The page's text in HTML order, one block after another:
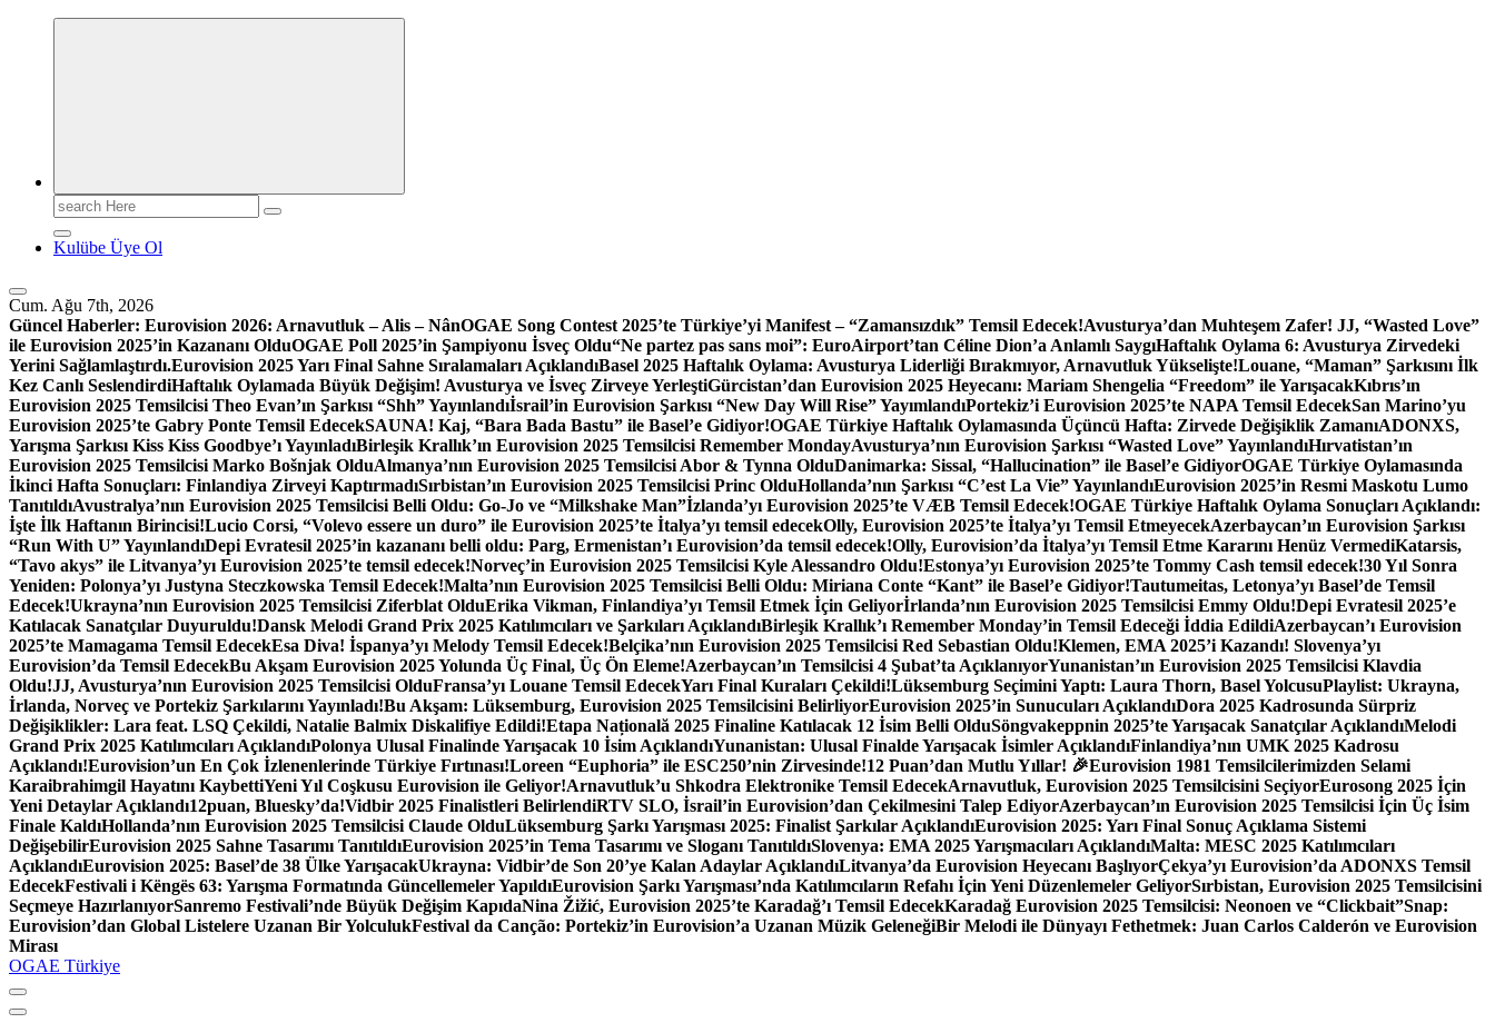
Search
for:
Kulübe Üye Ol
Cum. Ağu 7th, 2026
Güncel Haberler: Eurovision 2026: Arnavutluk – Alis – NânOGAE Song Contest 2025’te Türkiye’yi Manifest – “Zamansızdık” Temsil Edecek!Avusturya’dan Muhteşem Zafer! JJ, “Wasted Love”
ile Eurovision 2025’in Kazananı OlduOGAE Poll 2025’in Şampiyonu İsveç Oldu“Ne partez pas sans moi”: EuroAirport’tan Céline Dion’a Anlamlı SaygıHaftalık Oylama 6: Avusturya Zirvedeki
Yerini Sağlamlaştırdı.Eurovision 2025 Yarı Final Sahne Sıralamaları AçıklandıBasel 2025 Haftalık Oylama: Avusturya Liderliği Bırakmıyor, Arnavutluk Yükselişte!Louane, “Maman” Şarkısını İlk
Kez Canlı SeslendirdiHaftalık Oylamada Büyük Değişim! Avusturya ve İsveç Zirveye YerleştiGürcistan’dan Eurovision 2025 Heyecanı: Mariam Shengelia “Freedom” ile YarışacakKıbrıs’ın
Eurovision 2025 Temsilcisi Theo Evan’ın Şarkısı “Shh” Yayınlandıİsrail’in Eurovision Şarkısı “New Day Will Rise” YayımlandıPortekiz’i Eurovision 2025’te NAPA Temsil EdecekSan Marino’yu
Eurovision 2025’te Gabry Ponte Temsil EdecekSAUNA! Kaj, “Bara Bada Bastu” ile Basel’e Gidiyor!OGAE Türkiye Haftalık Oylamasında Üçüncü Hafta: Zirvede Değişiklik ZamanıADONXS,
Yarışma Şarkısı Kiss Kiss Goodbye’ı YayınladıBirleşik Krallık’ın Eurovision 2025 Temsilcisi Remember MondayAvusturya’nın Eurovision Şarkısı “Wasted Love” YayınlandıHırvatistan’ın
Eurovision 2025 Temsilcisi Marko Bošnjak OlduAlmanya’nın Eurovision 2025 Temsilcisi Abor & Tynna OlduDanimarka: Sissal, “Hallucination” ile Basel’e GidiyorOGAE Türkiye Oylamasında
İkinci Hafta Sonuçları: Finlandiya Zirveyi KaptırmadıSırbistan’ın Eurovision 2025 Temsilcisi Princ OlduHollanda’nın Şarkısı “C’est La Vie” YayınlandıEurovision 2025’in Resmi Maskotu Lumo
TanıtıldıAvustralya’nın Eurovision 2025 Temsilcisi Belli Oldu: Go-Jo ve “Milkshake Man”İzlanda’yı Eurovision 2025’te VÆB Temsil Edecek!OGAE Türkiye Haftalık Oylama Sonuçları Açıklandı:
İşte İlk Haftanın Birincisi!Lucio Corsi, “Volevo essere un duro” ile Eurovision 2025’te İtalya’yı temsil edecekOlly, Eurovision 2025’te İtalya’yı Temsil EtmeyecekAzerbaycan’ın Eurovision Şarkısı
“Run With U” YayınlandıDepi Evratesil 2025’in kazananı belli oldu: Parg, Ermenistan’ı Eurovision’da temsil edecek!Olly, Eurovision’da İtalya’yı Temsil Etme Kararını Henüz VermediKatarsis,
“Tavo akys” ile Litvanya’yı Eurovision 2025’te temsil edecek!Norveç’in Eurovision 2025 Temsilcisi Kyle Alessandro Oldu!Estonya’yı Eurovision 2025’te Tommy Cash temsil edecek!30 Yıl Sonra
Yeniden: Polonya’yı Justyna Steczkowska Temsil Edecek!Malta’nın Eurovision 2025 Temsilcisi Belli Oldu: Miriana Conte “Kant” ile Basel’e Gidiyor!Tautumeitas, Letonya’yı Basel’de Temsil
Edecek!Ukrayna’nın Eurovision 2025 Temsilcisi Ziferblat OlduErika Vikman, Finlandiya’yı Temsil Etmek İçin Geliyorİrlanda’nın Eurovision 2025 Temsilcisi Emmy Oldu!Depi Evratesil 2025’e
Katılacak Sanatçılar Duyuruldu!Dansk Melodi Grand Prix 2025 Katılımcıları ve Şarkıları AçıklandıBirleşik Krallık’ı Remember Monday’in Temsil Edeceği İddia EdildiAzerbaycan’ı Eurovision
2025’te Mamagama Temsil EdecekEsa Diva! İspanya’yı Melody Temsil Edecek!Belçika’nın Eurovision 2025 Temsilcisi Red Sebastian Oldu!Klemen, EMA 2025’i Kazandı! Slovenya’yı
Eurovision’da Temsil EdecekBu Akşam Eurovision 2025 Yolunda Üç Final, Üç Ön Eleme!Azerbaycan’ın Temsilcisi 4 Şubat’ta AçıklanıyorYunanistan’ın Eurovision 2025 Temsilcisi Klavdia
Oldu!JJ, Avusturya’nın Eurovision 2025 Temsilcisi OlduFransa’yı Louane Temsil EdecekYarı Final Kuraları Çekildi!Lüksemburg Seçimini Yaptı: Laura Thorn, Basel YolcusuPlaylist: Ukrayna,
İrlanda, Norveç ve Portekiz Şarkılarını Yayınladı!Bu Akşam: Lüksemburg, Eurovision 2025 Temsilcisini BelirliyorEurovision 2025’in Sunucuları AçıklandıDora 2025 Kadrosunda Sürpriz
Değişiklikler: Lara feat. LSQ Çekildi, Natalie Balmix Diskalifiye Edildi!Etapa Națională 2025 Finaline Katılacak 12 İsim Belli OlduSöngvakeppnin 2025’te Yarışacak Sanatçılar AçıklandıMelodi
Grand Prix 2025 Katılımcıları AçıklandıPolonya Ulusal Finalinde Yarışacak 10 İsim AçıklandıYunanistan: Ulusal Finalde Yarışacak İsimler AçıklandıFinlandiya’nın UMK 2025 Kadrosu
Açıklandı!Eurovision’un En Çok İzlenenlerinde Türkiye Fırtınası!Loreen “Euphoria” ile ESC250’nin Zirvesinde!12 Puan’dan Mutlu Yıllar! 🎉Eurovision 1981 Temsilcilerimizden Selami
Karaibrahimgil Hayatını KaybettiYeni Yıl Coşkusu Eurovision ile Geliyor!Arnavutluk’u Shkodra Elektronike Temsil EdecekArnavutluk, Eurovision 2025 Temsilcisini SeçiyorEurosong 2025 İçin
Yeni Detaylar Açıklandı12puan, Bluesky’da!Vidbir 2025 Finalistleri BelirlendiRTV SLO, İsrail’in Eurovision’dan Çekilmesini Talep EdiyorAzerbaycan’ın Eurovision 2025 Temsilcisi İçin Üç İsim
Finale KaldıHollanda’nın Eurovision 2025 Temsilcisi Claude OlduLüksemburg Şarkı Yarışması 2025: Finalist Şarkılar AçıklandıEurovision 2025: Yarı Final Sonuç Açıklama Sistemi
DeğişebilirEurovision 2025 Sahne Tasarımı TanıtıldıEurovision 2025’in Tema Tasarımı ve Sloganı TanıtıldıSlovenya: EMA 2025 Yarışmacıları AçıklandıMalta: MESC 2025 Katılımcıları
AçıklandıEurovision 2025: Basel’de 38 Ülke YarışacakUkrayna: Vidbir’de Son 20’ye Kalan Adaylar AçıklandıLitvanya’da Eurovision Heyecanı BaşlıyorÇekya’yı Eurovision’da ADONXS Temsil
EdecekFestivali i Këngës 63: Yarışma Formatında Güncellemeler YapıldıEurovision Şarkı Yarışması’nda Katılımcıların Refahı İçin Yeni Düzenlemeler GeliyorSırbistan, Eurovision 2025 Temsilcisini
Seçmeye HazırlanıyorSanremo Festivali’nde Büyük Değişim KapıdaNina Žižić, Eurovision 2025’te Karadağ’ı Temsil EdecekKaradağ Eurovision 2025 Temsilcisi: Neonoen ve “Clickbait”Snap:
Eurovision’dan Global Listelere Uzanan Bir YolculukFestival da Canção: Portekiz’in Eurovision’a Uzanan Müzik GeleneğiBir Melodi ile Dünyayı Fethetmek: Juan Carlos Calderón ve Eurovision
Mirası
OGAE Türkiye